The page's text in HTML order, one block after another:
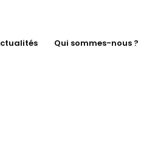
Qui sommes-nous ?